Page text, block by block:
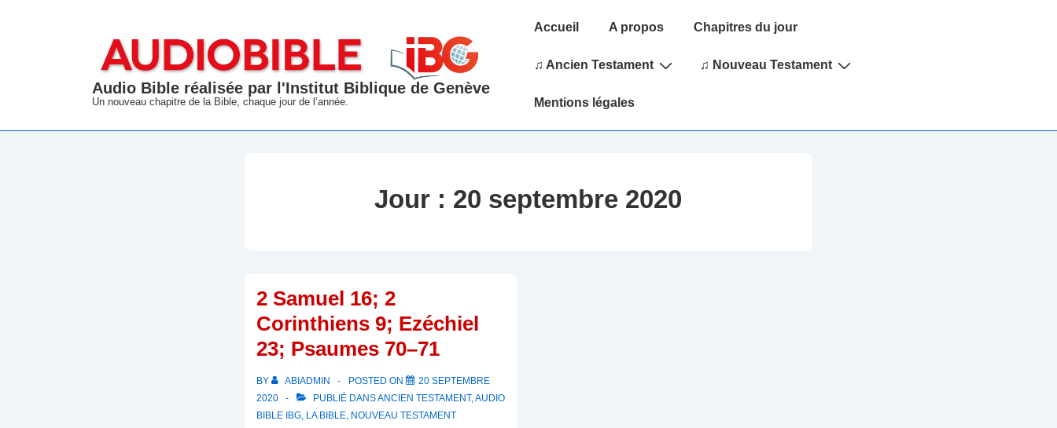
Audio Bible réalisée par l'Institut Biblique de Genève
Un nouveau chapitre de la Bible, chaque jour de l’année.
Main
Accueil A propos Chapitres du jour
♫ Ancien Testament ♫ Nouveau Testament
Mentions légales
Jour : 20 septembre 2020
2 Samuel 16; 2
Corinthiens 9; Ezéchiel
23; Psaumes 70–71
BY ABIADMIN POSTED ON
20 SEPTEMBRE
2020
PUBLIÉ DANSANCIEN TESTAMENT,AUDIO
BIBLE IBG, LA BIBLE, NOUVEAU TESTAMENT